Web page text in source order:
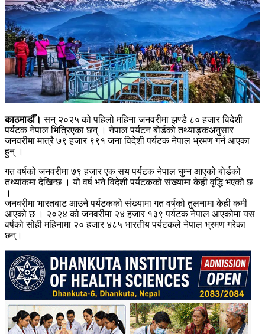
काठमाडौँ। सन् २०२५ को पहिलो महिना जनवरीमा झण्डै ८० हजार विदेशी
पर्यटक नेपाल भित्रिएका छन् । नेपाल पर्यटन बोर्डको तथ्याङ्कअनुसार
जनवरीमा मात्रै ७९ हजार ९९१ जना विदेशी पर्यटक नेपाल भ्रमण गर्न आएका
हुन् ।
गत वर्षको जनवरीमा ७९ हजार एक सय पर्यटक नेपाल घुम्न आएको बोर्डको
तथ्यांकमा देखिन्छ । यो वर्ष भने विदेशी पर्यटकको संख्यामा केही वृद्धि भएको छ
।
जनवरीमा भारतबाट आउने पर्यटकको संख्यामा गत वर्षको तुलनामा केही कमी
आएको छ । २०२४ को जनवरीमा २४ हजार १३९ पर्यटक नेपाल आएकोमा यस
वर्षको सोही महिनामा २० हजार ४८५ भारतीय पर्यटकले नेपाल भ्रमण गरेका
छन्।